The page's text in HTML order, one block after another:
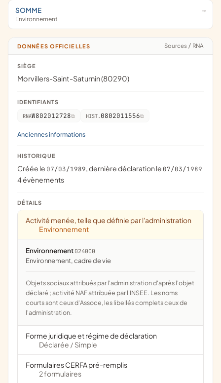
SOMME
Environnement
DONNÉES OFFICIELLES Sources / RNA
SIÈGE
Morvillers-Saint-Saturnin (80290)
IDENTIFIANTS
RNAW802012728 HIST. 0802011556
Anciennes informations
HISTORIQUE
Créée le 07/03/1989, dernière déclaration le 07/03/1989
4 évènements
DÉTAILS
Activité menée, telle que définie par l'administration
Environnement
Environnement 024000
Environnement, cadre de vie
Objets sociaux attribués par l'administration d'après l'objet
déclaré ; activité NAF attribuée par l'INSEE. Les noms
courts sont ceux d'Assoce, les libellés complets ceux de
l'administration.
Forme juridique et régime de déclaration
Déclarée / Simple
Formulaires CERFA pré-remplis
2 formulaires